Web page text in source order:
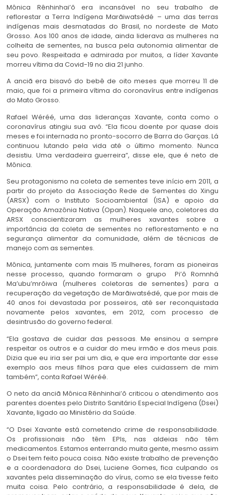
Mônica Rênhinhai’õ era incansável no seu trabalho de
reflorestar a Terra Indígena Marãiwatsédé – uma das terras
indígenas mais desmatadas do Brasil, no nordeste de Mato
Grosso. Aos 100 anos de idade, ainda liderava as mulheres na
colheita de sementes, na busca pela autonomia alimentar de
seu povo. Respeitada e admirada por muitos, a líder Xavante
morreu vítima da Covid-19 no dia 21 junho.
A anciã era bisavó do bebê de oito meses que morreu 11 de
maio, que foi a primeira vítima do coronavírus entre indígenas
do Mato Grosso.
Rafael Wéréé, uma das lideranças Xavante, conta como o
coronavírus atingiu sua avó. “Ela ficou doente por quase dois
meses e foi internada no pronto-socorro de Barra do Garças. Lá
continuou lutando pela vida até o último momento. Nunca
desistiu. Uma verdadeira guerreira”, disse ele, que é neto de
Mônica.
Seu protagonismo na coleta de sementes teve início em 2011, a
partir do projeto da Associação Rede de Sementes do Xingu
(ARSX) com o Instituto Socioambiental (ISA) e apoio da
Operação Amazônia Nativa (Opan). Naquele ano, coletores da
ARSX conscientizaram as mulheres xavantes sobre a
importância da coleta de sementes no reflorestamento e na
segurança alimentar da comunidade, além de técnicas de
manejo com as sementes.
Mônica, juntamente com mais 15 mulheres, foram as pioneiras
nesse processo, quando formaram o grupo Pi’õ Romnhá
Ma’ubu’mrõiwa (mulheres coletoras de sementes) para a
recuperação da vegetação de Marãiwatsédé, que por mais de
40 anos foi devastada por posseiros, até ser reconquistada
novamente pelos xavantes, em 2012, com processo de
desintrusão do governo federal.
“Ela gostava de cuidar das pessoas. Me ensinou a sempre
respeitar os outros e a cuidar do meu irmão e dos meus pais.
Dizia que eu iria ser pai um dia, e que era importante dar esse
exemplo aos meus filhos para que eles cuidassem de mim
também”, conta Rafael Wéréé.
O neto da anciã Mônica Rênhinhai’õ criticou o atendimento aos
parentes doentes pelo Distrito Sanitário Especial Indígena (Dsei)
Xavante, ligado ao Ministério da Saúde.
“O Dsei Xavante está cometendo crime de responsabilidade.
Os profissionais não têm EPIs, nas aldeias não têm
medicamentos. Estamos enterrando muita gente, mesmo assim
o Dsei tem feito pouca coisa. Não existe trabalho de prevenção
e a coordenadora do Dsei, Luciene Gomes, fica culpando os
xavantes pela disseminação do vírus, como se ela tivesse feito
muita coisa. Pelo contrário, a responsabilidade é dela, de